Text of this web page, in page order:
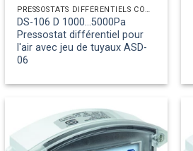
PRESSOSTATS DIFFÉRENTIELS CÔTÉ AIR
DS-106 D 1000...5000Pa
Pressostat différentiel pour
l'air avec jeu de tuyaux ASD-
06